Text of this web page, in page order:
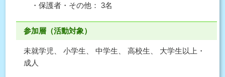
・保護者・その他： 3名
参加層（活動対象）
未就学児、 小学生、 中学生、 高校生、 大学生以上・
成人